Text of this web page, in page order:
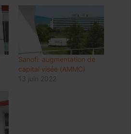
Sanofi: augmentation de
capital visée (AMMC)
13 juin 2022